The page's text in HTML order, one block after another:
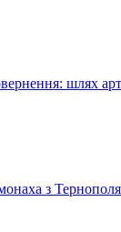
шлях
з